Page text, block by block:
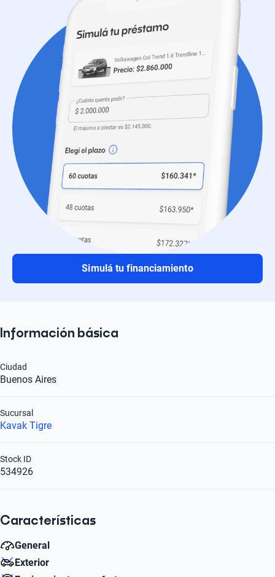
Simulá tu financiamiento
Información básica
Buenos Aires
Ciudad
Kavak Tigre
Sucursal
534926
Stock ID
Características
General
Litros
Exterior